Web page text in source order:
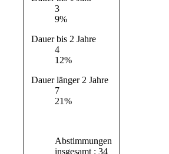
3
9%
Dauer bis 2 Jahre
4
12%
Dauer länger 2 Jahre
7
21%
Abstimmungen
insgesamt : 34